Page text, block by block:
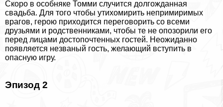
Скоро в особняке Томми случится долгожданная
свадьба. Для того чтобы утихомирить непримиримых
врагов, герою приходится переговорить со всеми
друзьями и родственниками, чтобы те не опозорили его
перед лицами достопочтенных гостей. Неожиданно
появляется незваный гость, желающий вступить в
опасную игру.
Эпизод 2